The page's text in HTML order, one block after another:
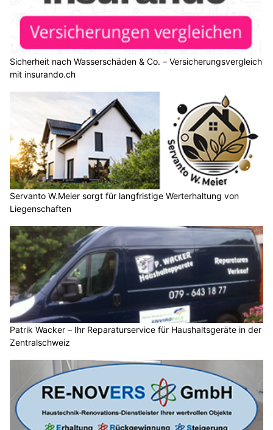
Sicherheit nach Wasserschäden & Co. – Versicherungsvergleich
mit insurando.ch
Servanto W.Meier sorgt für langfristige Werterhaltung von
Liegenschaften
Patrik Wacker – Ihr Reparaturservice für Haushaltsgeräte in der
Zentralschweiz